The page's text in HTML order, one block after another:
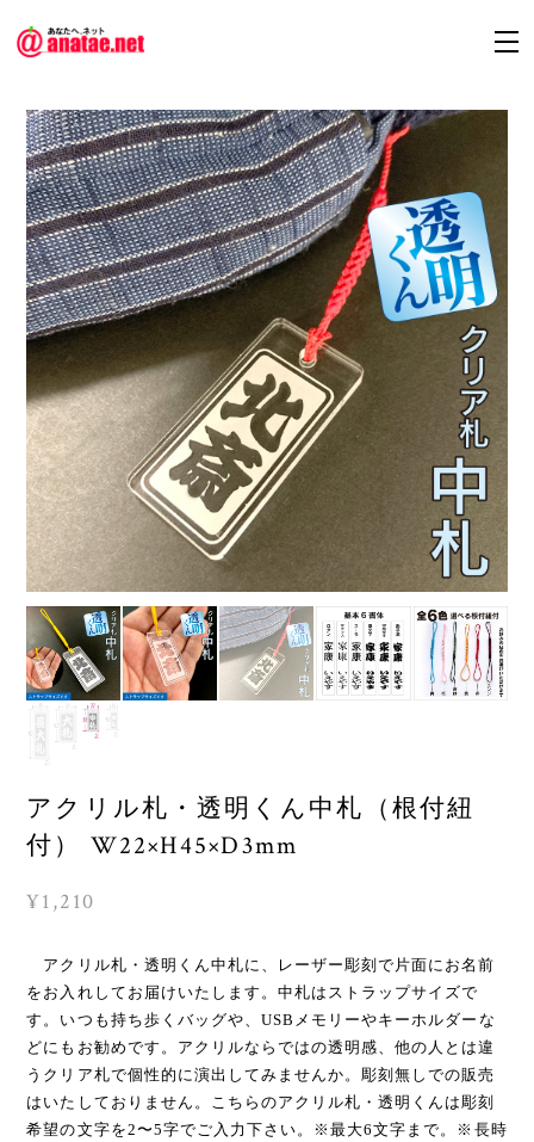
アクリル札・透明くん中札（根付紐
付） W22×H45×D3mm
¥1,210
アクリル札・透明くん中札に、レーザー彫刻で片面にお名前
をお入れしてお届けいたします。中札はストラップサイズで
す。いつも持ち歩くバッグや、USBメモリーやキーホルダーな
どにもお勧めです。アクリルならではの透明感、他の人とは違
うクリア札で個性的に演出してみませんか。彫刻無しでの販売
はいたしておりません。こちらのアクリル札・透明くんは彫刻
希望の文字を2〜5字でご入力下さい。※最大6文字まで。※長時